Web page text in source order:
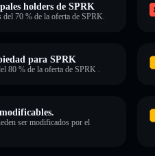
holders de SPRK
del 70 % de la oferta de SPRK.
para SPRK
80 % de la oferta de SPRK .
ser modificados por el